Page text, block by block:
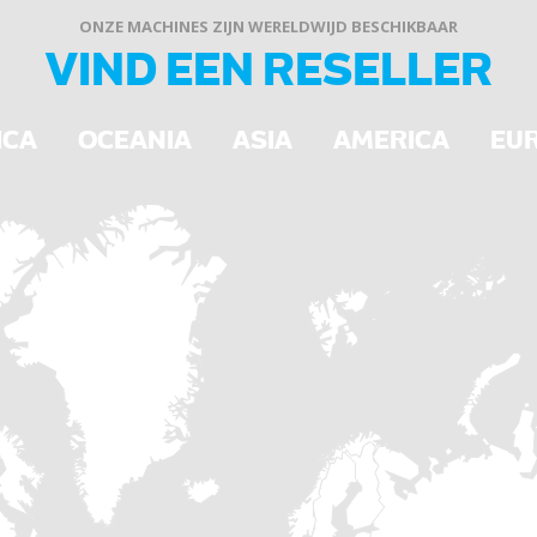
ONZE MACHINES ZIJN WERELDWIJD BESCHIKBAAR
VIND EEN RESELLER
OCEANIA ASIA AMERICA